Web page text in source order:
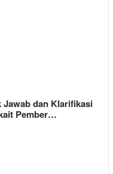
Jawab dan Klarifikasi
Pember…